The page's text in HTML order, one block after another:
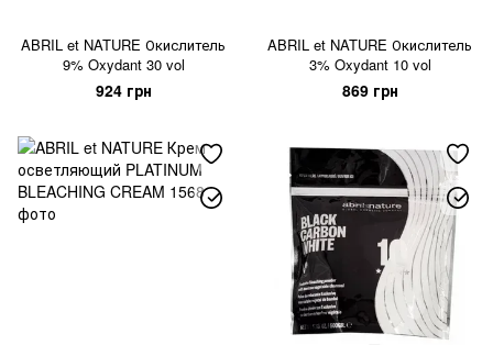
ABRIL et NATURE Окислитель
9% Oxydant 30 vol
924 грн
ABRIL et NATURE Окислитель
3% Oxydant 10 vol
869 грн